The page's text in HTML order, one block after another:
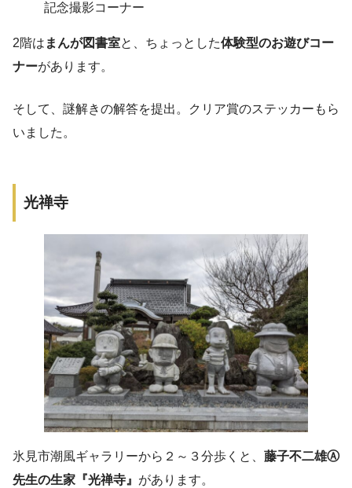
記念撮影コーナー
2階は まんが図書室と、ちょっとした体験型のお遊びコー
ナーがあります。
そして、謎解きの解答を提出。クリア賞のステッカーもら
いました。
光禅寺
氷見市潮風ギャラリーから２～３分歩くと、 藤子不二雄Ⓐ
先生の生家『光禅寺』 があります。